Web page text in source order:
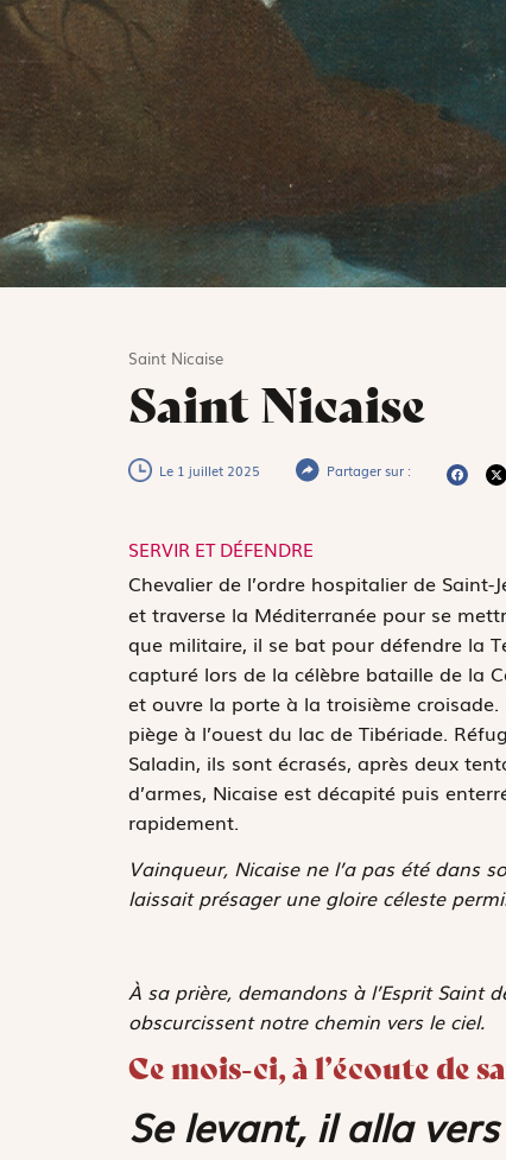
Saint Nicaise
Saint Nicaise
Le 1 juillet 2025 Partager sur :
SERVIR ET DÉFENDRE
Chevalier de l’ordre hospitalier de Saint-
et traverse la Méditerranée pour se
que militaire, il se bat pour défendre la
capturé lors de la célèbre bataille de la
et ouvre la porte à la troisième
piège à l’ouest du lac de Tibériade.
Saladin, ils sont écrasés, après deux
d’armes, Nicaise est décapité puis
rapidement.
Vainqueur, Nicaise ne l’a pas été dans
laissait présager une gloire céleste
À sa prière, demandons à l’Esprit Saint
obscurcissent notre chemin vers le ciel.
Ce mois-ci, à l’écoute de
Se levant, il alla